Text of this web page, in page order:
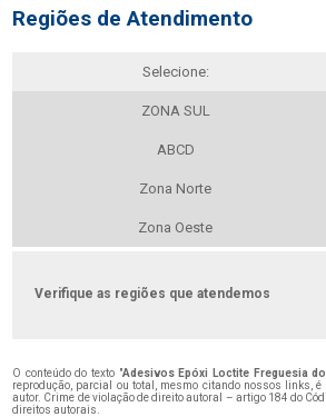
Regiões de Atendimento
Selecione:
ZONA SUL
ABCD
Zona Norte
Zona Oeste
Verifique as regiões que atendemos
O conteúdo do texto "Adesivos Epóxi Loctite Freguesia
reprodução, parcial ou total, mesmo citando nossos links,
autor. Crime de violação de direito autoral – artigo 184 do
direitos autorais